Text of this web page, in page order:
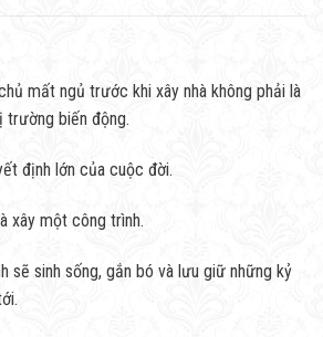
mất ngủ trước khi xây nhà không phải là
trường biến động.
định lớn của cuộc đời.
xây một công trình.
sẽ sinh sống, gắn bó và lưu giữ những kỷ